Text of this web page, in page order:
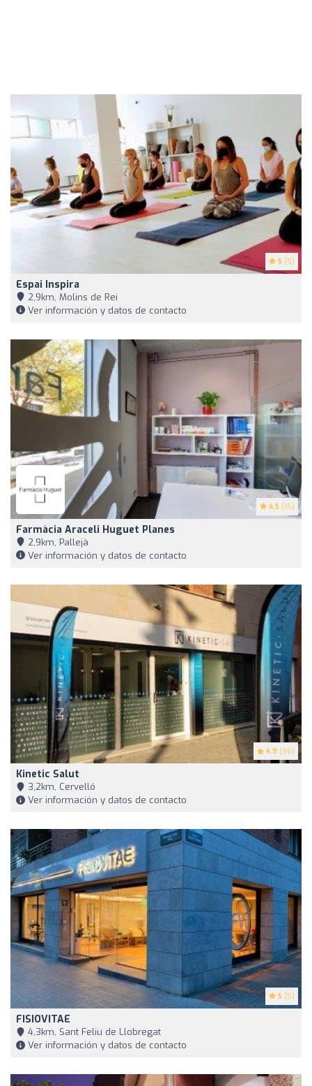
5 (5)
Espai Inspira
2,9km, Molins de Rei
Ver información y datos de contacto
4.5 (15)
Farmàcia Araceli Huguet Planes
2,9km, Pallejà
Ver información y datos de contacto
4.9 (96)
Kinetic Salut
3,2km, Cervelló
Ver información y datos de contacto
5 (5)
FISIOVITAE
4,3km, Sant Feliu de Llobregat
Ver información y datos de contacto